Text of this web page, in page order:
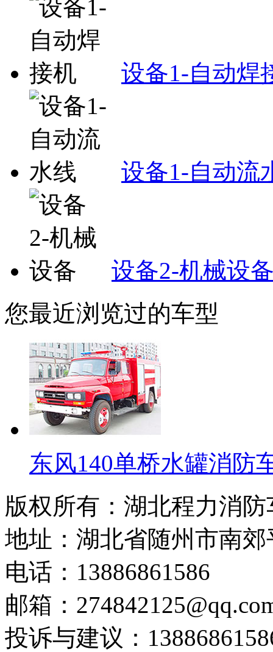
设备1-自动焊
设备1-自动流
设备2-机械设
您最近浏览过的车型
东风140单桥水罐消防
版权所有：湖北程力消
地址：湖北省随州市南
电话：13886861586
邮箱：
投诉与建议：